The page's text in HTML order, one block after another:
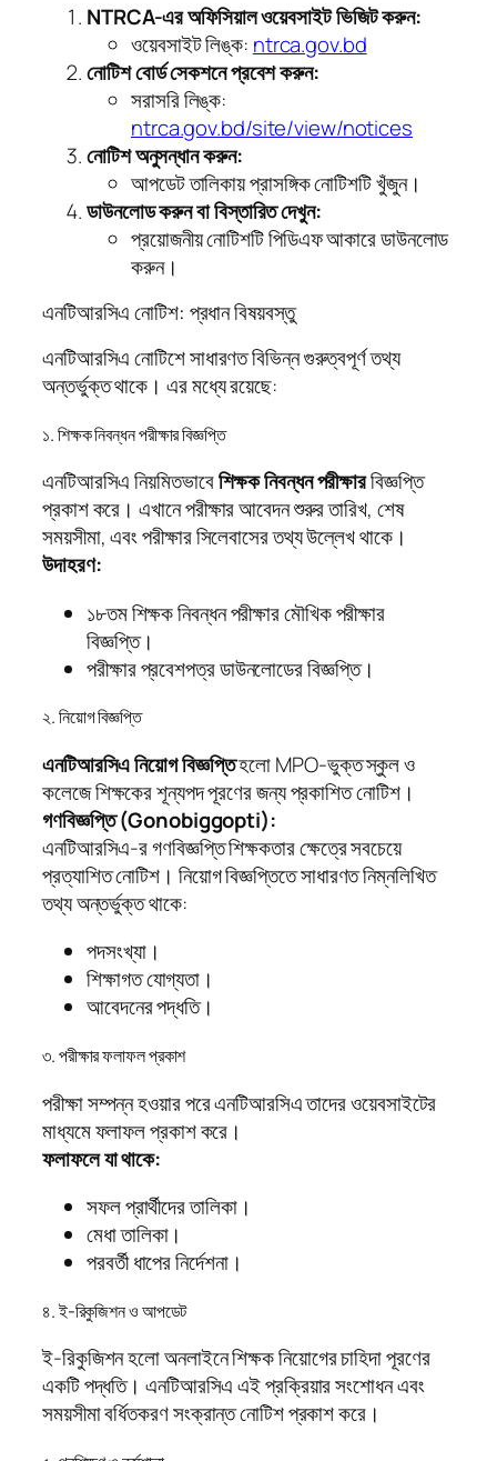
NTRCA-এর অফিসিয়াল ওয়েবসাইট ভিজিট করুন:
ওয়েবসাইট লিঙ্ক: ntrca.gov.bd
নোটিশ বোর্ড সেকশনে প্রবেশ করুন:
সরাসরি লিঙ্ক:
ntrca.gov.bd/site/view/notices
নোটিশ অনুসন্ধান করুন:
আপডেট তালিকায় প্রাসঙ্গিক নোটিশটি খুঁজুন।
ডাউনলোড করুন বা বিস্তারিত দেখুন:
প্রয়োজনীয় নোটিশটি পিডিএফ আকারে ডাউনলোড
করুন।
এনটিআরসিএ নোটিশ: প্রধান বিষয়বস্তু
এনটিআরসিএ নোটিশে সাধারণত বিভিন্ন গুরুত্বপূর্ণ তথ্য
অন্তর্ভুক্ত থাকে। এর মধ্যে রয়েছে:
১. শিক্ষক নিবন্ধন পরীক্ষার বিজ্ঞপ্তি
এনটিআরসিএ নিয়মিতভাবেশিক্ষক নিবন্ধন পরীক্ষারবিজ্ঞপ্তি
প্রকাশ করে। এখানে পরীক্ষার আবেদন শুরুর তারিখ, শেষ
সময়সীমা, এবং পরীক্ষার সিলেবাসের তথ্য উল্লেখ থাকে।
উদাহরণ:
১৮তম শিক্ষক নিবন্ধন পরীক্ষার মৌখিক পরীক্ষার
বিজ্ঞপ্তি।
পরীক্ষার প্রবেশপত্র ডাউনলোডের বিজ্ঞপ্তি।
২. নিয়োগ বিজ্ঞপ্তি
এনটিআরসিএ নিয়োগ বিজ্ঞপ্তিহলো MPO-ভুক্ত স্কুল ও
কলেজে শিক্ষকের শূন্যপদ পূরণের জন্য প্রকাশিত নোটিশ।
গণবিজ্ঞপ্তি (Gonobiggopti):
এনটিআরসিএ-র গণবিজ্ঞপ্তি শিক্ষকতার ক্ষেত্রে সবচেয়ে
প্রত্যাশিত নোটিশ। নিয়োগ বিজ্ঞপ্তিতে সাধারণত নিম্নলিখিত
তথ্য অন্তর্ভুক্ত থাকে:
পদসংখ্যা।
শিক্ষাগত যোগ্যতা।
আবেদনের পদ্ধতি।
৩. পরীক্ষার ফলাফল প্রকাশ
পরীক্ষা সম্পন্ন হওয়ার পরে এনটিআরসিএ তাদের ওয়েবসাইটের
মাধ্যমে ফলাফল প্রকাশ করে।
ফলাফলে যা থাকে:
সফল প্রার্থীদের তালিকা।
মেধা তালিকা।
পরবর্তী ধাপের নির্দেশনা।
৪. ই-রিকুজিশন ও আপডেট
ই-রিকুজিশন হলো অনলাইনে শিক্ষক নিয়োগের চাহিদা পূরণের
একটি পদ্ধতি। এনটিআরসিএ এই প্রক্রিয়ার সংশোধন এবং
সময়সীমা বর্ধিতকরণ সংক্রান্ত নোটিশ প্রকাশ করে।